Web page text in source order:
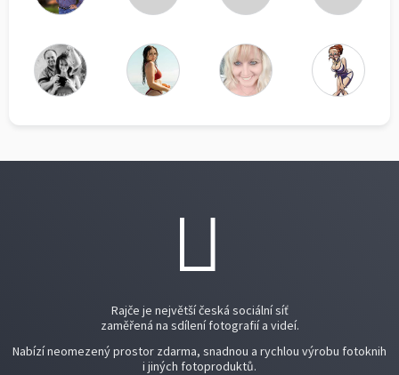
Rajče je největší česká sociální síť
zaměřená na sdílení fotografií a videí.
Nabízí neomezený prostor zdarma, snadnou a rychlou výrobu fotoknih
i jiných fotoproduktů.